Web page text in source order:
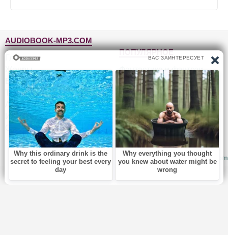
AUDIOBOOK-MP3.COM
Главная
Жанры
Блог
Топ-100
Авторы
Исполнители
Обратная связь
ПОПУЛЯРНОЕ
Фантастика и фэнтези
Детективы, триллеры
Для детей
Роман, проза
Приключения
Юмор, сатира
© 2010-2026Audiobook-mp3.com